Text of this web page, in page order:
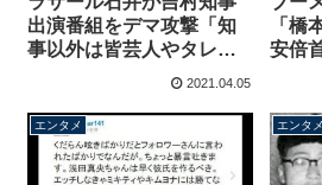
出演番組をデマ攻撃「知
事以外は皆芸人やタレン
ト」→三輪記子弁護士や
た
2021.04.05
「橋
安倍
エンタメ エンタメ